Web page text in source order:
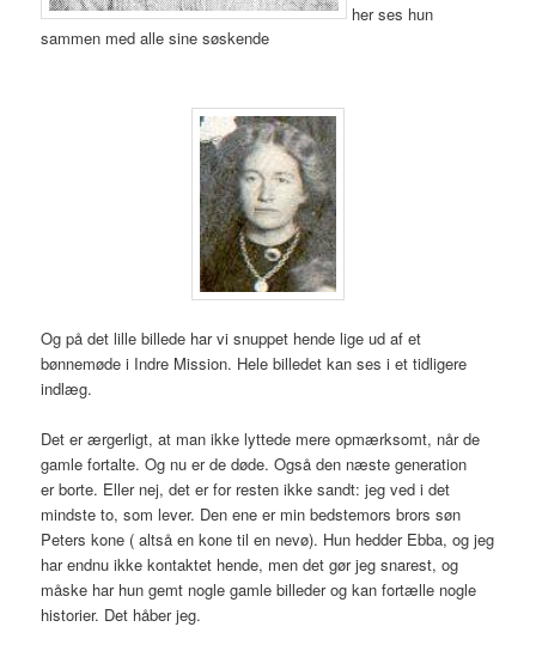
her ses hun
sammen med alle sine søskende
Og på det lille billede har vi snuppet hende lige ud af et
bønnemøde i Indre Mission. Hele billedet kan ses i et tidligere
indlæg.
Det er ærgerligt, at man ikke lyttede mere opmærksomt, når de
gamle fortalte. Og nu er de døde. Også den næste generation
er borte. Eller nej, det er for resten ikke sandt: jeg ved i det
mindste to, som lever. Den ene er min bedstemors brors søn
Peters kone ( altså en kone til en nevø). Hun hedder Ebba, og jeg
har endnu ikke kontaktet hende, men det gør jeg snarest, og
måske har hun gemt nogle gamle billeder og kan fortælle nogle
historier. Det håber jeg.